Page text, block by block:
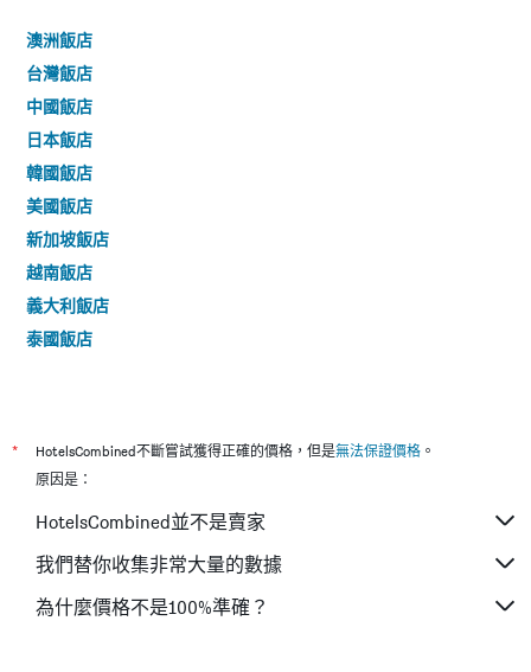
澳洲飯店
台灣飯店
中國飯店
日本飯店
韓國飯店
美國飯店
新加坡飯店
越南飯店
義大利飯店
泰國飯店
* HotelsCombined不斷嘗試獲得正確的價格，但是無法保證價格 。
原因是：
HotelsCombined並不是賣家
我們替你收集非常大量的數據
為什麼價格不是100%準確？